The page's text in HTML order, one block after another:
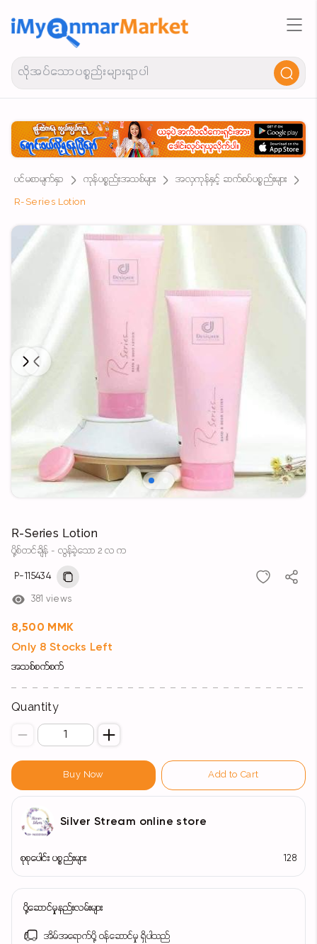
ပင်မစာမျက်နှာ ကုန်ပစ္စည်းအသစ်များ
အလှကုန်နှင့် ဆက်စပ်ပစ္စည်းများ
R-Series Lotion
Previous
Next
R-Series Lotion
ပို့စ်တင်ချိန် - လွန်ခဲ့သော 2 လ က
P-115434
381 views
8,500 MMK
Only 8 Stocks Left
အသစ်စက်စက်
Quantity
Buy Now Add to Cart
Silver Stream online store
စုစုပေါင်း ပစ္စည်းများ 128
ပို့ဆောင်မှုနည်းလမ်းများ
အိမ်အရောက်ပို့ ဝန်ဆောင်မှု ရှိပါသည်